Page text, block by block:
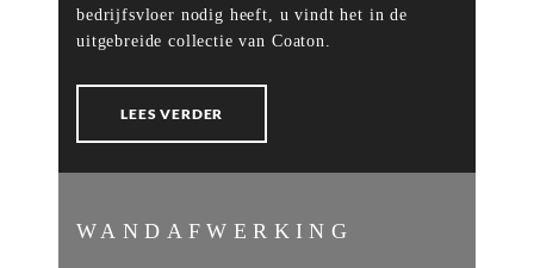
bedrijfsvloer nodig heeft, u vindt het in de
uitgebreide collectie van Coaton.
LEES VERDER
WANDAFWERKING